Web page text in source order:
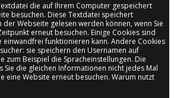
die auf Ihrem Computer gespeichert
besuchen. Diese Textdatei speichert
Webseite gelesen werden können, wenn Sie
erneut besuchen. Einige Cookies sind
einwandfrei funktionieren kann. Andere Cookies
sie speichern den Usernamen auf
zum Beispiel die Spracheinstellungen. Die
Sie die gleichen Informationen nicht jedes Mal
eine Website erneut besuchen. Warum nutzt